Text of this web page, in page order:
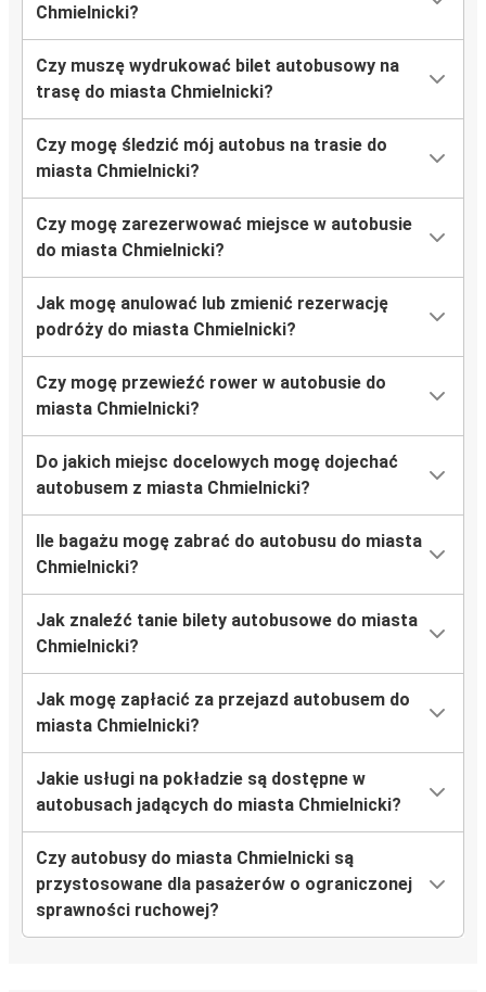
Chmielnicki?
Czy muszę wydrukować bilet autobusowy na
trasę do miasta Chmielnicki?
Czy mogę śledzić mój autobus na trasie do
miasta Chmielnicki?
Czy mogę zarezerwować miejsce w autobusie
do miasta Chmielnicki?
Jak mogę anulować lub zmienić rezerwację
podróży do miasta Chmielnicki?
Czy mogę przewieźć rower w autobusie do
miasta Chmielnicki?
Do jakich miejsc docelowych mogę dojechać
autobusem z miasta Chmielnicki?
Ile bagażu mogę zabrać do autobusu do miasta
Chmielnicki?
Jak znaleźć tanie bilety autobusowe do miasta
Chmielnicki?
Jak mogę zapłacić za przejazd autobusem do
miasta Chmielnicki?
Jakie usługi na pokładzie są dostępne w
autobusach jadących do miasta Chmielnicki?
Czy autobusy do miasta Chmielnicki są
przystosowane dla pasażerów o ograniczonej
sprawności ruchowej?